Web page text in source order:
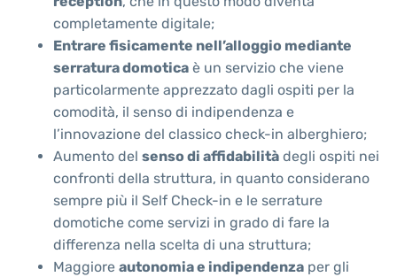
completamente digitale;
Entrare fisicamente nell’alloggio mediante
serratura domotica è un servizio che viene
particolarmente apprezzato dagli ospiti per la
comodità, il senso di indipendenza e
l’innovazione del classico check-in alberghiero;
Aumento del senso di affidabilità degli ospiti nei
confronti della struttura, in quanto considerano
sempre più il Self Check-in e le serrature
domotiche come servizi in grado di fare la
differenza nella scelta di una struttura;
Maggiore autonomia e indipendenza per gli